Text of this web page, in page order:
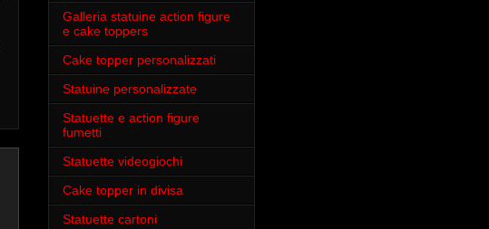
Galleria statuine action figure
e cake toppers
Cake topper personalizzati
Statuine personalizzate
Statuette e action figure
fumetti
Statuette videogiochi
Cake topper in divisa
Statuette cartoni